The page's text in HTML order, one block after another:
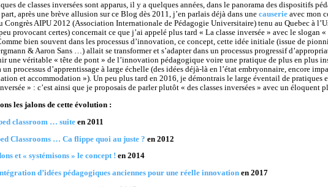
de classes inversées sont apparus, il y a quelques années, dans le panorama des dispositifs
après une brève allusion sur ce Blog dès 2011, j’en parlais déjà dans une causerieavec mon
Congrès AIPU 2012 (Association Internationale de Pédagogie Universitaire) tenu au Quebec à
provocant certes) concernait ce que j’ai appelé plus tard « La classe inversée » avec le slogan
bien souvent dans les processus d’innovation, ce concept, cette idée initiale (issue de
& Aaron Sans …) allait se transformer et s’adapter dans un processus progressif
une véritable « tête de pont » de l’innovation pédagogique voire une pratique de plus en plus
processus d’apprentissage à large échelle (des idées déjà-là en l’état embryonnaire, encore
et accommodation »). Un peu plus tard en 2016, je démontrais le large éventail de pratiques
» : c’est ainsi que je proposais de parler plutôt « des classes inversées » avec un éloquent
les jalons de cette évolution :
classroom … suite en 2011
Classrooms … Ca flippe quoi au juste ? en 2012
et « systémisons » le concept ! en 2014
d’idées pédagogiques anciennes pour une réelle innovation en 2017